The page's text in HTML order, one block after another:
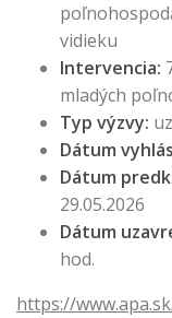
vidieku
Intervencia:
mladých
Typ výzvy:
Dátum
Dátum
29.05.2026
Dátum
hod.
https://